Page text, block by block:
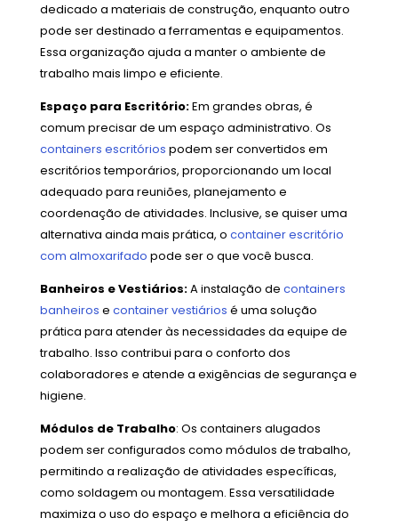
dedicado a materiais de construção, enquanto outro
pode ser destinado a ferramentas e equipamentos.
Essa organização ajuda a manter o ambiente de
trabalho mais limpo e eficiente.
Espaço para Escritório:Em grandes obras, é
comum precisar de um espaço administrativo. Os
containers escritórios podem ser convertidos em
escritórios temporários, proporcionando um local
adequado para reuniões, planejamento e
coordenação de atividades. Inclusive, se quiser uma
alternativa ainda mais prática, o container escritório
com almoxarifado pode ser o que você busca.
Banheiros e Vestiários:A instalação de containers
banheiros e container vestiários é uma solução
prática para atender às necessidades da equipe de
trabalho. Isso contribui para o conforto dos
colaboradores e atende a exigências de segurança e
higiene.
Módulos de Trabalho: Os containers alugados
podem ser configurados como módulos de trabalho,
permitindo a realização de atividades específicas,
como soldagem ou montagem. Essa versatilidade
maximiza o uso do espaço e melhora a eficiência do